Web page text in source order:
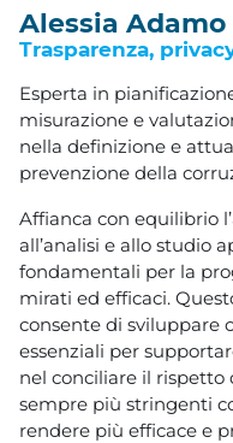
Alessia Adamo
Trasparenza,
Esperta in
misurazione e
nella definizione e
prevenzione della
Affianca con equilibrio
all’analisi e allo studio
fondamentali per la
mirati ed efficaci.
consente di sviluppare
essenziali per
nel conciliare il
sempre più stringenti
rendere più efficace e